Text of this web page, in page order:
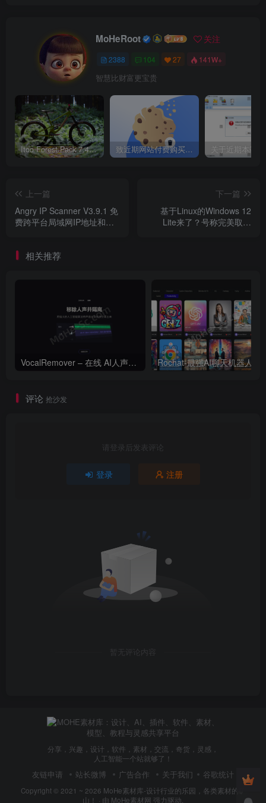
MoHeRoot 关注
2388 104 27 141W+
智慧比财富更宝贵
Itoo Forest Pack 7.4.20 森林插件 For 3DSMAX 2014 ~ 2023 汉化永久版 致近期网站付费购买资源及会员用户后，网页显示依然没有购买解决方法！
上一篇
Angry IP Scanner V3.9.1 免
费跨平台局域网IP地址和端
下一篇
基于Linux的Windows 12
Lite来了？号称完美取代
相关推荐
VocalRemover – 在线 AI人声分离 人声消除和隔离工具
评论 抢沙发
请登录后发表评论
登录 注册
暂无评论内容
分享，兴趣，设计，软件，素材，交流，奇货，灵感，
人工智能一个站就够了！
友链申请 站长微博 广告合作 关于我们 谷歌统计
Copyright © 2021 ~ 2026 MoHe素材库-设计行业的乐园，各类素材的矿
山！ · 由 MoHe素材网 强力驱动.